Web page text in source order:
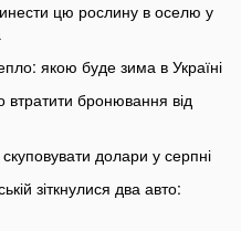
цю рослину в оселю у
якою буде зима в Україні
втратити бронювання від
долари у серпні
зіткнулися два авто: